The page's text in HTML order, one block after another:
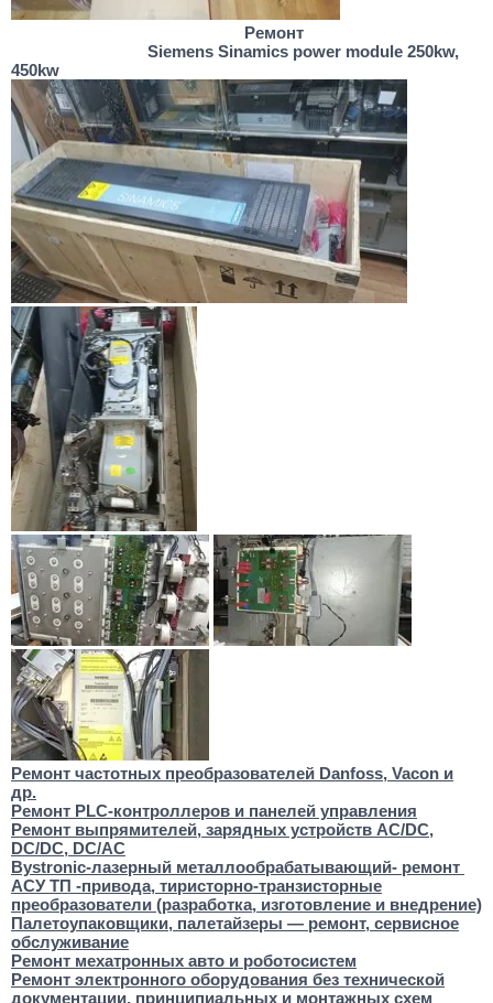
Ремонт
Siemens Sinamics power module 250kw,
450kw
Ремонт частотных преобразователей Danfoss, Vacon и
др.
Ремонт PLC-контроллеров и панелей управления
Ремонт выпрямителей, зарядных устройств AC/DC,
DC/DC, DC/AC
Bystronic-лазерный металлообрабатывающий- ремонт
АСУ ТП -привода, тиристорно-транзисторные
преобразователи (разработка, изготовление и внедрение)
Палетоупаковщики, палетайзеры — ремонт, сервисное
обслуживание
Ремонт мехатронных авто и роботосистем
Ремонт электронного оборудования без технической
документации, принципиальных и монтажных схем